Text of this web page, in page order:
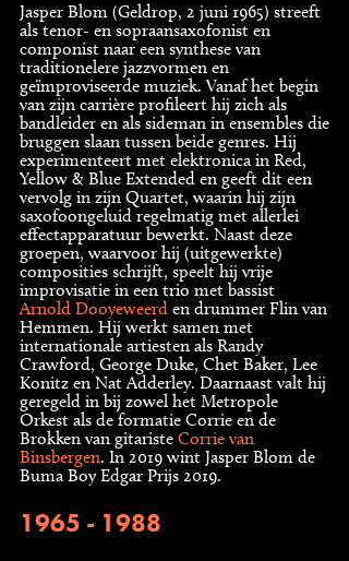
Jasper Blom (Geldrop, 2 juni 1965) streeft
als tenor- en sopraansaxofonist en
componist naar een synthese van
traditionelere jazzvormen en
geïmproviseerde muziek. Vanaf het begin
van zijn carrière profileert hij zich als
bandleider en als sideman in ensembles die
bruggen slaan tussen beide genres. Hij
experimenteert met elektronica in Red,
Yellow & Blue Extended en geeft dit een
vervolg in zijn Quartet, waarin hij zijn
saxofoongeluid regelmatig met allerlei
effectapparatuur bewerkt. Naast deze
groepen, waarvoor hij (uitgewerkte)
composities schrijft, speelt hij vrije
improvisatie in een trio met bassist
Arnold Dooyeweerd en drummer Flin van
Hemmen. Hij werkt samen met
internationale artiesten als Randy
Crawford, George Duke, Chet Baker, Lee
Konitz en Nat Adderley. Daarnaast valt hij
geregeld in bij zowel het Metropole
Orkest als de formatie Corrie en de
Brokken van gitariste Corrie van
Binsbergen. In 2019 wint Jasper Blom de
Buma Boy Edgar Prijs 2019.
1965 - 1988